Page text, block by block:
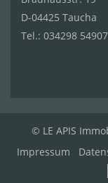
D-04425 Taucha
Tel.: 034298
© LE APIS
Impressum